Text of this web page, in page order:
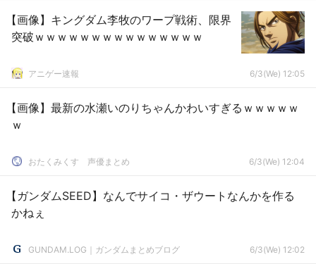
【画像】キングダム李牧のワープ戦術、限界
突破ｗｗｗｗｗｗｗｗｗｗｗｗｗｗｗ
アニゲー速報 6/3(We) 12:05
【画像】最新の水瀬いのりちゃんかわいすぎるｗｗｗｗｗ
ｗ
おたくみくす 声優まとめ 6/3(We) 12:04
【ガンダムSEED】なんでサイコ・ザウートなんかを作る
かねぇ
GUNDAM.LOG｜ガンダムまとめブログ 6/3(We) 12:02